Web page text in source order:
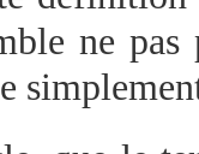
ne pas